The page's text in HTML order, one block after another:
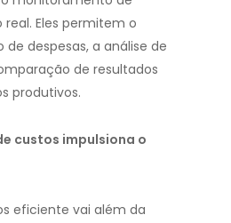
Eles permitem o
despesas, a análise de
de resultados
produtivos.
custos impulsiona o
eficiente vai além da